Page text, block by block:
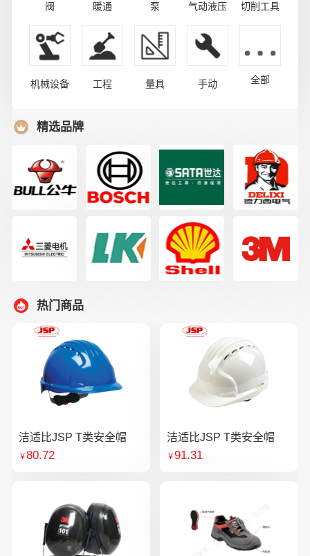
阀 暖通 泵 气动液压 切削工具
机械设备 工程 量具 手动 全部
精选品牌
热门商品
洁适比JSP T类安全帽
￥80.72
洁适比JSP T类安全帽
￥91.31